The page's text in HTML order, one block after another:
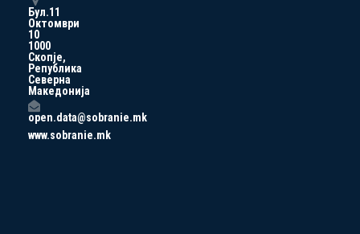
Бул.11
Октомври
10
1000
Скопје,
Република
Северна
Македонија
open.data@sobranie.mk
www.sobranie.mk